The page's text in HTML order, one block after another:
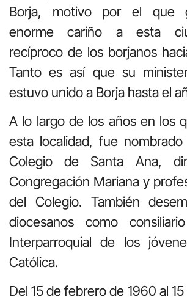
Borja, motivo por el que
enorme cariño a esta
recíproco de los borjanos
Tanto es así que su
estuvo unido a Borja hasta el
A lo largo de los años en los
esta localidad, fue
Colegio de Santa Ana,
Congregación Mariana y
del Colegio. También
diocesanos como
Interparroquial de los
Católica.
Del 15 de febrero de 1960 al